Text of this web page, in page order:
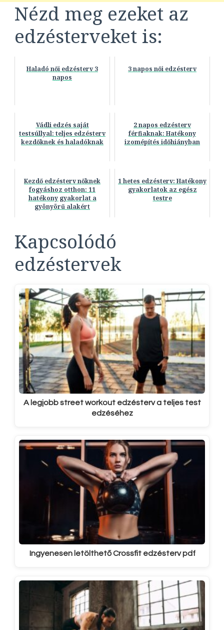
Nézd meg ezeket az
edzésterveket is:
Haladó női edzésterv 3
napos
3 napos női edzésterv
Vádli edzés saját
testsúllyal: teljes edzésterv
kezdőknek és haladóknak
2 napos edzésterv
férfiaknak: Hatékony
izomépítés időhiányban
Kezdő edzésterv nőknek
fogyáshoz otthon: 11
hatékony gyakorlat a
gyönyörű alakért
1 hetes edzésterv: Hatékony
gyakorlatok az egész
testre
Kapcsolódó
edzéstervek
A legjobb street workout edzésterv a teljes test
edzéséhez
Ingyenesen letölthető Crossfit edzésterv pdf